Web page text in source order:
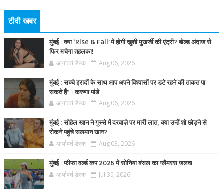
टीवी खबर
मुंबई : क्या ‘Rise & Fall’ में होगी खुशी मुखर्जी की एंट्री? बोल्ड अंदाज से
फिर मचेगा तहलका!
आर्यावर्त डेस्क Aug 06, 2026
मुंबई : सच्चे इरादों के साथ आप अपने विश्वासों पर डटे रहने की ताकत पा
सकते हैं” : करुणा पांडे
आर्यावर्त डेस्क Aug 06, 2026
मुंबई : सोहेल खान ने गुस्से में दरवाज़े पर मारी लात, क्या उन्हें शो छोड़ने से
रोकने पहुंचे सलमान खान?
आर्यावर्त डेस्क Aug 03, 2026
मुंबई : फीफा वर्ल्ड कप 2026 में सोनिया बंसल का ग्लैमरस जलवा
आर्यावर्त डेस्क Jul 30, 2026